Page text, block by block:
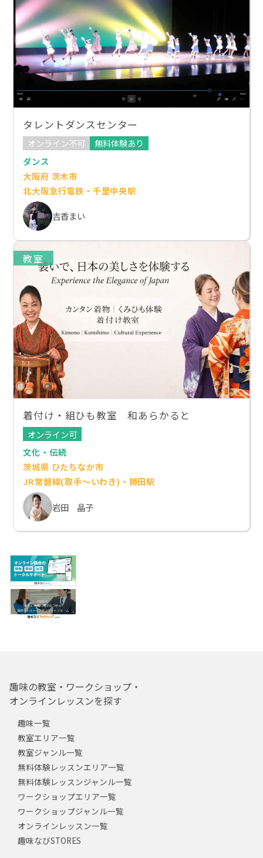
タレントダンスセンター
オンライン不可
無料体験あり
ダンス
大阪府 茨木市
北大阪急行電鉄・千里中央駅
吉香まい
教室
着付け・組ひも教室 和あらかると
オンライン可
文化・伝統
茨城県 ひたちなか市
JR常磐線(取手～いわき)・勝田駅
岩田 晶子
趣味の教室・ワークショップ・
オンラインレッスンを探す
趣味一覧
教室エリア一覧
教室ジャンル一覧
無料体験レッスンエリア一覧
無料体験レッスンジャンル一覧
ワークショップエリア一覧
ワークショップジャンル一覧
オンラインレッスン一覧
趣味なびSTORES